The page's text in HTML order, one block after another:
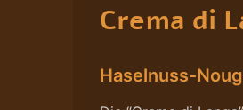
Crema di
Haselnuss-